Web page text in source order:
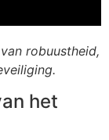
robuustheid,
het